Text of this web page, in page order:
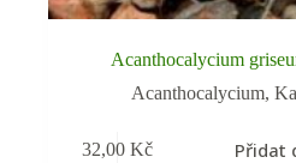
Acanthocalycium
Acanthocalycium,
32,00 Kč Přidat